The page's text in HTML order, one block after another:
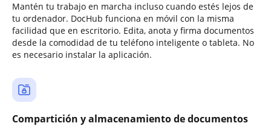
Mantén tu trabajo en marcha incluso cuando estés lejos de
tu ordenador. DocHub funciona en móvil con la misma
facilidad que en escritorio. Edita, anota y firma documentos
desde la comodidad de tu teléfono inteligente o tableta. No
es necesario instalar la aplicación.
Compartición y almacenamiento de documentos